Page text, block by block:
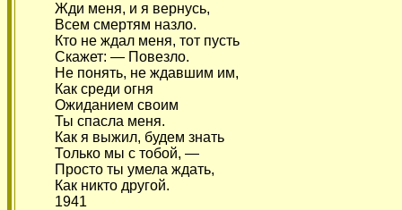
Жди меня, и я вернусь,
Всем смертям назло.
Кто не ждал меня, тот пусть
Скажет: — Повезло.
Не понять, не ждавшим им,
Как среди огня
Ожиданием своим
Ты спасла меня.
Как я выжил, будем знать
Только мы с тобой, —
Просто ты умела ждать,
Как никто другой.
1941